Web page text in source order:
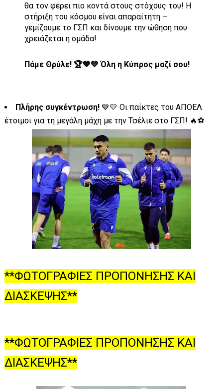
θα τον φέρει πιο κοντά στους στόχους του! Η
στήριξη του κόσμου είναι απαραίτητη –
γεμίζουμε το ΓΣΠ και δίνουμε την ώθηση που
χρειάζεται η ομάδα!
Πάμε Θρύλε! 🏆💙💛 Όλη η Κύπρος μαζί σου!
Πλήρης συγκέντρωση!💙💛 Οι παίκτες του ΑΠΟΕΛ
έτοιμοι για τη μεγάλη μάχη με την Τσέλιε στο ΓΣΠ! 🔥⚽
**ΦΩΤΟΓΡΑΦΙΕΣ ΠΡΟΠΟΝΗΣΗΣ ΚΑΙ
ΔΙΑΣΚΕΨΗΣ**
**ΦΩΤΟΓΡΑΦΙΕΣ ΠΡΟΠΟΝΗΣΗΣ ΚΑΙ
ΔΙΑΣΚΕΨΗΣ**